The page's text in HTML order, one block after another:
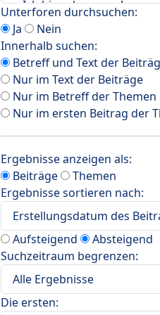
Unterforen durchsuchen:
Ja
Nein
Innerhalb suchen:
Betreff und Text der
Nur im Text der Beiträge
Nur im Betreff der Themen
Nur im ersten Beitrag der
Ergebnisse anzeigen als:
Beiträge
Themen
Ergebnisse sortieren nach:
Aufsteigend
Absteigend
Suchzeitraum begrenzen:
Die ersten: